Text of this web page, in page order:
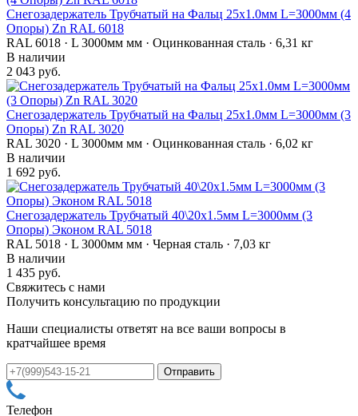
Снегозадержатель Трубчатый на Фальц 25х1.0мм L=3000мм (4
Опоры) Zn RAL 6018
RAL 6018 · L 3000мм мм · Оцинкованная сталь · 6,31 кг
В наличии
2 043 руб.
Снегозадержатель Трубчатый на Фальц 25х1.0мм L=3000мм (3
Опоры) Zn RAL 3020
RAL 3020 · L 3000мм мм · Оцинкованная сталь · 6,02 кг
В наличии
1 692 руб.
Снегозадержатель Трубчатый 40\20х1.5мм L=3000мм (3
Опоры) Эконом RAL 5018
RAL 5018 · L 3000мм мм · Черная сталь · 7,03 кг
В наличии
1 435 руб.
Свяжитесь с нами
Получить консультацию по продукции
Наши специалисты ответят на все ваши вопросы в
кратчайшее время
Телефон